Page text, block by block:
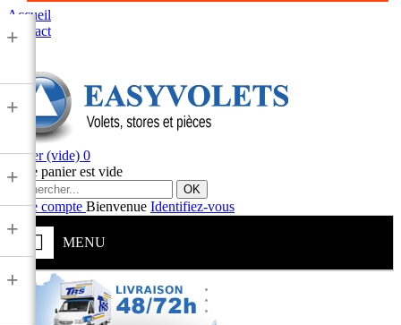
Accueil
Contact
Panier (vide) 0
Votre panier est vide
OK
Votre compte Bienvenue Identifiez-vous
MENU
+
+
+
+
+